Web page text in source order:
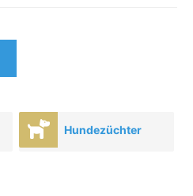
Hundezüchter